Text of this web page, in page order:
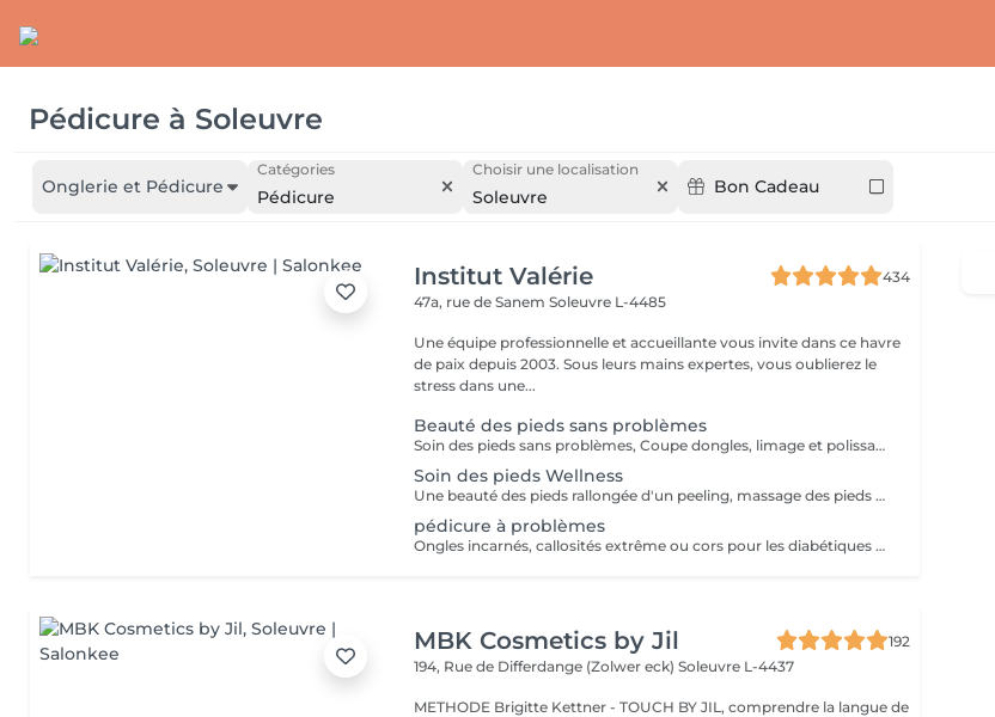
Pédicure à Soleuvre
Onglerie et Pédicure
Catégories
Pédicure
Choisir une localisation
Soleuvre Bon Cadeau
Institut Valérie
434
47a, rue de SanemSoleuvre L-4485
Une équipe professionnelle et accueillante vous invite dans ce havre
de paix depuis 2003. Sous leurs mains expertes, vous oublierez le
stress dans une...
Beauté des pieds sans problèmes
Soin des pieds sans problèmes, Coupe dongles, limage et polissage des ongles, cuticules, peaux cornés
Soin des pieds Wellness
Une beauté des pieds rallongée d'un peeling, massage des pieds et masque très nourrissant Recommandé à toutes les personnes pour une sensation de légèreté des pieds
pédicure à problèmes
Ongles incarnés, callosités extrême ou cors pour les diabétiques nous conseillons d'aller chez un(e) podologue!
MBK Cosmetics by Jil
192
194, Rue de Differdange (Zolwer eck)Soleuvre L-4437
METHODE Brigitte Kettner - TOUCH BY JIL, comprendre la langue de